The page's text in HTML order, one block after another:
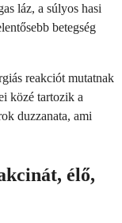
láz, a súlyos hasi
betegség
reakciót mutatnak
közé tartozik a
duzzanata, ami
élő,